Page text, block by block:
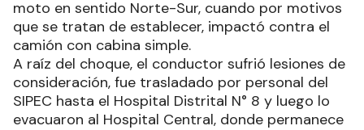
moto en sentido Norte-Sur, cuando por motivos
que se tratan de establecer, impactó contra el
camión con cabina simple.
A raíz del choque, el conductor sufrió lesiones de
consideración, fue trasladado por personal del
SIPEC hasta el Hospital Distrital N° 8 y luego lo
evacuaron al Hospital Central, donde permanece